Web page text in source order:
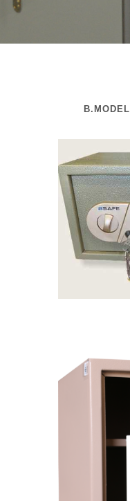
B.MODEL